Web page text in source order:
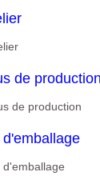
de production